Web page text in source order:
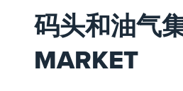
码头和油气
MARKET